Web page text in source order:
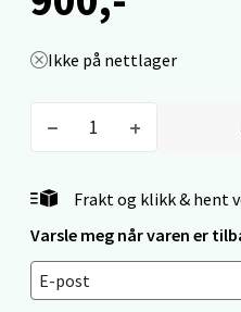
Ikke på nettlager
Frakt og klikk & hent
Varsle meg når varen er
Stavanger og
Senter Madla
Åpent i dag 10-20